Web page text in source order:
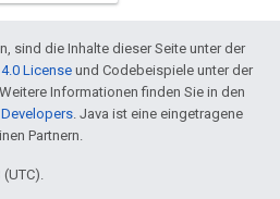
sind die Inhalte dieser Seite unter der
License und Codebeispiele unter der
Informationen finden Sie in den
. Java ist eine eingetragene
Partnern.